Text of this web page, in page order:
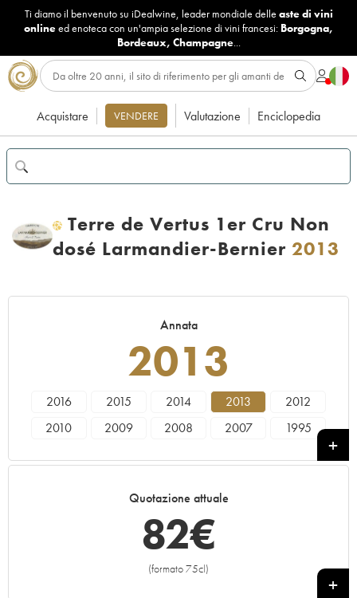
Ti diamo il benvenuto su iDealwine, leader mondiale delle aste di vini
onlineed enoteca con un'ampia selezione di vini francesi: Borgogna,
Bordeaux, Champagne...
Acquistare VENDERE Valutazione Enciclopedia
H Terre de Vertus 1er Cru Non
dosé Larmandier-Bernier 2013
Annata
2013
2016 2015 2014 2013
2012
2010
2009 2008 2007
1995
Quotazione attuale
82€
(formato 75cl)
+